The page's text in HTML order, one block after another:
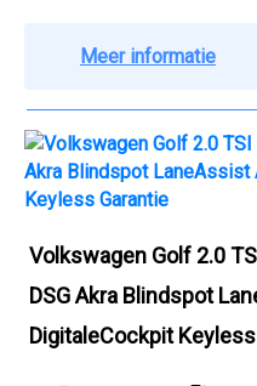
Meer informatie
Volkswagen Golf 2.0
DSG Akra Blindspot
DigitaleCockpit